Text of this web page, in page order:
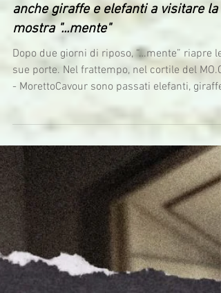
anche giraffe e elefanti a visitare la
mostra "...mente"
Dopo due giorni di riposo, “…mente” riapre le
sue porte. Nel frattempo, nel cortile del
- MorettoCavour sono passati elefanti, giraffe,
domenica, la mostra è aperta dalle 15 alle 19.
SantaGiulia Fondazione PInAC Comune di
Brescia